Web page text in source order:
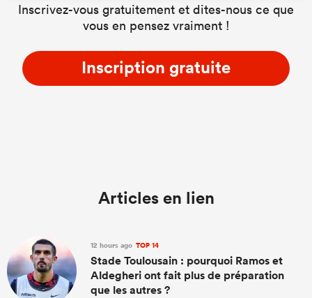
Inscrivez-vous gratuitement et dites-nous ce que
vous en pensez vraiment !
Inscription gratuite
Articles en lien
12 hours ago TOP 14
Stade Toulousain : pourquoi Ramos et
Aldegheri ont fait plus de préparation
que les autres ?